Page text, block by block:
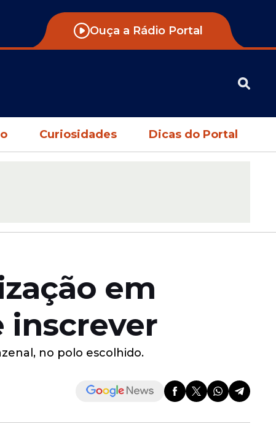
Ouça a Rádio Portal
Curiosidades Dicas do Portal
em
inscrever
no polo escolhido.